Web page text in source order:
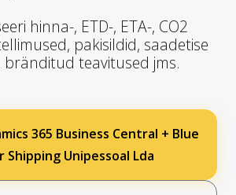
hinna-, ETD-, ETA-, CO2
pakisildid, saadetise
bränditud teavitused jms.
365 Business Central + Blue
Shipping Unipessoal Lda